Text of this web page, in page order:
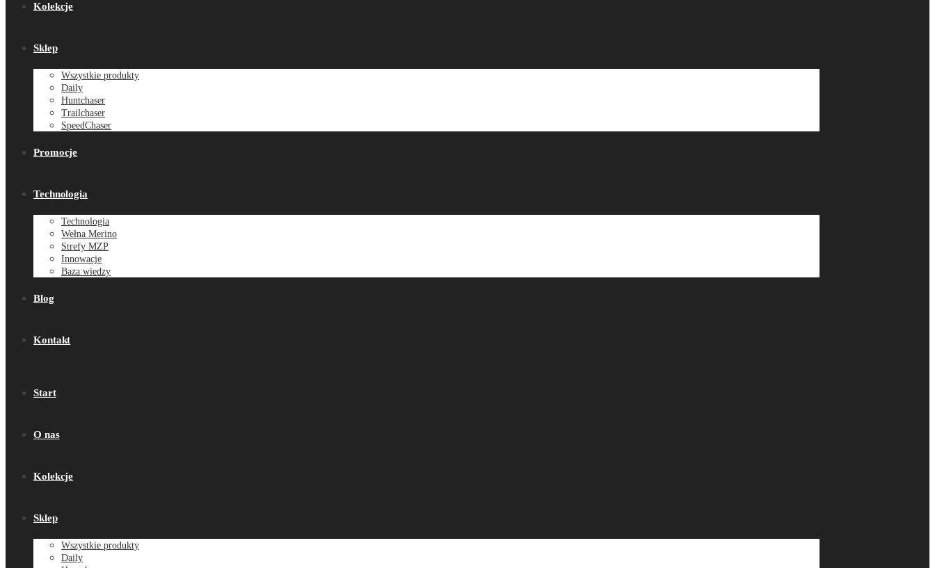
Kolekcje
Sklep
Wszystkie produkty
Daily
Huntchaser
Trailchaser
SpeedChaser
Promocje
Technologia
Technologia
Wełna Merino
Strefy MZP
Innowacje
Baza wiedzy
Blog
Kontakt
Start
O nas
Kolekcje
Sklep
Wszystkie produkty
Daily